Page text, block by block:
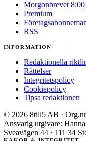
Morgonbrevet 8:00
Premium
RSS
INFORMATION
Redaktionella
Rättelser
Integritetspolicy
Cookiepolicy
Tipsa redaktionen
© 2026 8till5 AB ·
Ansvarig utgivare:
Sveavägen 44 · 111 34